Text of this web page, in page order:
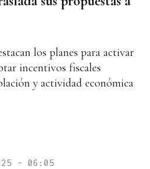
los planes para activar
incentivos fiscales
y actividad económica
- 06:05